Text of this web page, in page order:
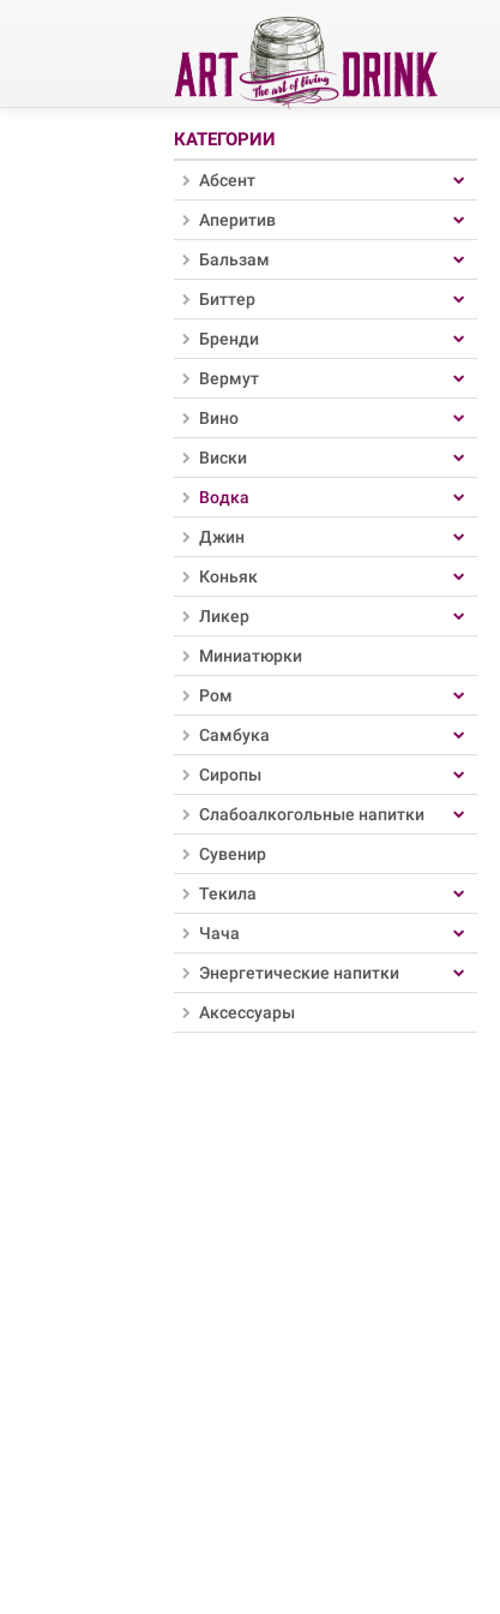
КАТЕГОРИИ
Абсент
Аперитив
Бальзам
Биттер
Бренди
Вермут
Вино
Виски
Водка
Джин
Коньяк
Ликер
Миниатюрки
Ром
Самбука
Сиропы
Слабоалкогольные напитки
Сувенир
Текила
Чача
Энергетические напитки
Аксессуары